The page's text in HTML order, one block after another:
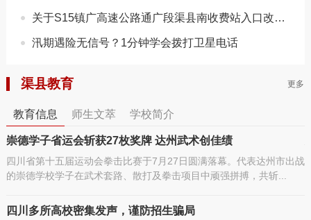
关于S15镇广高速公路通广段渠县南收费站入口改造施工实施交通…
汛期遇险无信号？1分钟学会拨打卫星电话
更多
渠县教育
教育信息 师生文萃 学校简介
崇德学子省运会斩获27枚奖牌 达州武术创佳绩
四川省第十五届运动会拳击比赛于7月27日圆满落幕。代表达州市出战
的崇德学校学子在武术套路、散打及拳击项目中顽强拼搏，共斩...
四川多所高校密集发声，谨防招生骗局